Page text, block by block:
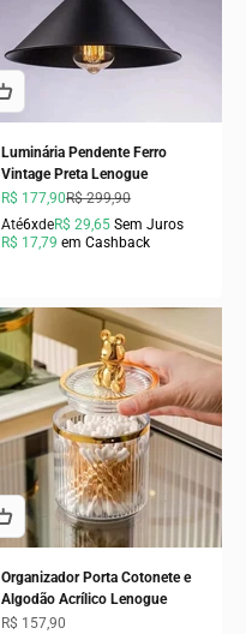
Luminária Pendente Ferro
Vintage Preta Lenogue
Preço promocional
R$ 177,90Preço normal
R$ 299,90
Até6xdeR$ 29,65 Sem Juros
R$ 17,79 em Cashback
Organizador Porta Cotonete e
Algodão Acrílico Lenogue
Preço promocional
R$ 157,90